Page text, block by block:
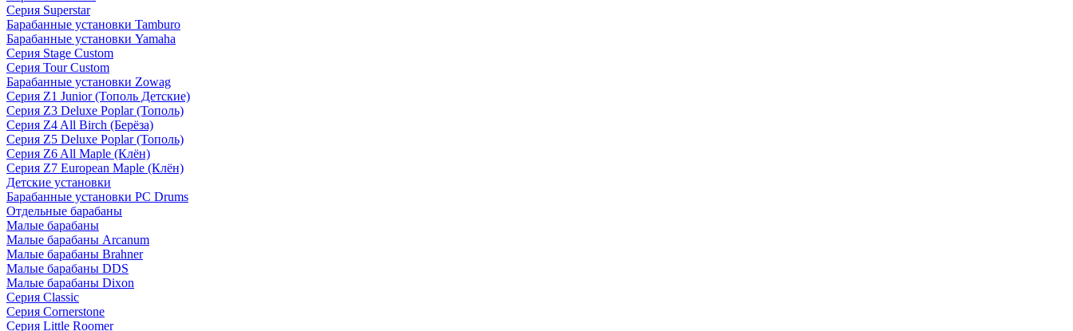
Серия Superstar
Барабанные установки Tamburo
Барабанные установки Yamaha
Серия Stage Custom
Серия Tour Custom
Барабанные установки Zowag
Серия Z1 Junior (Тополь Детские)
Серия Z3 Deluxe Poplar (Тополь)
Серия Z4 All Birch (Берёза)
Серия Z5 Deluxe Poplar (Тополь)
Серия Z6 All Maple (Клён)
Серия Z7 European Maple (Клён)
Детские установки
Барабанные установки PC Drums
Отдельные барабаны
Малые барабаны
Малые барабаны Arcanum
Малые барабаны Brahner
Малые барабаны DDS
Малые барабаны Dixon
Серия Classic
Серия Cornerstone
Серия Little Roomer